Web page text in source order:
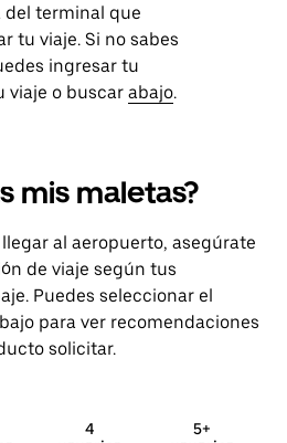
del terminal que
tu viaje. Si no sabes
ingresar tu
viaje o buscar abajo.
mis maletas?
al aeropuerto, asegúrate
de viaje según tus
Puedes seleccionar el
para ver recomendaciones
solicitar.
4
5+